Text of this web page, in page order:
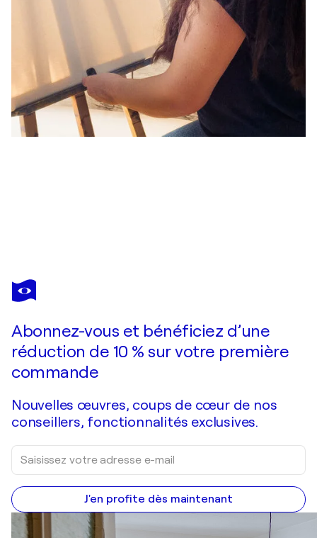
FORTUNA PER
Fels im Ozean
Abonnez-vous et bénéficiez d’une
réduction de 10 % sur votre première
commande
Nouvelles œuvres, coups de cœur de nos
conseillers, fonctionnalités exclusives.
J'en profite dès maintenant